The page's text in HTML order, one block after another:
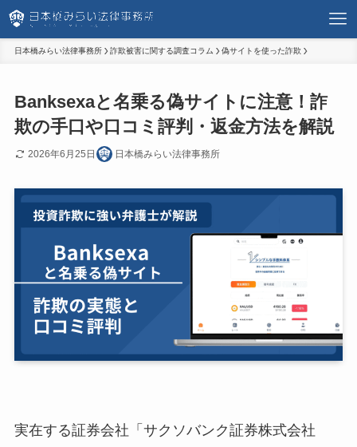
日本橋みらい法律事務所 詐欺被害に関する調査コラム 偽サイトを使った詐欺
Banksexaと名乗る偽サイトに注意！詐
欺の手口や口コミ評判・返金方法を解説
2026年6月25日 日本橋みらい法律事務所
実在する証券会社「サクソバンク証券株式会社